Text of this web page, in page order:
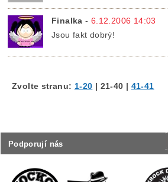
Podporují nás
Finalka - 6.12.2006 14:03
Jsou fakt dobrý!
Zvolte stranu: 1-20 | 21-40 | 41-41